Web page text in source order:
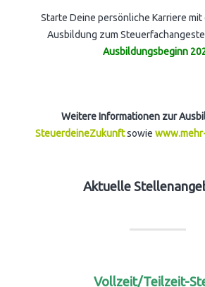
Starte Deine persönliche Karriere
Ausbildung zum
Ausbildungsbeginn
Weitere Informationen zur
SteuerdeineZukunft sowie
Aktuelle
Vollzeit/Teilzeit-